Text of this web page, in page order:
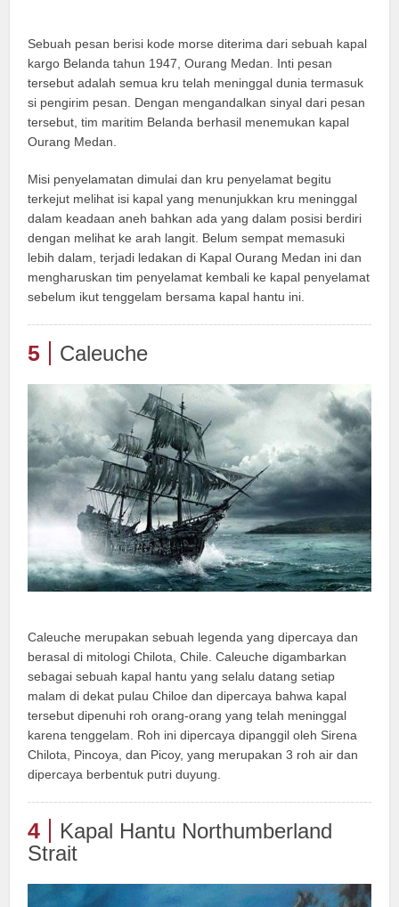
Sebuah pesan berisi kode morse diterima dari sebuah kapal
kargo Belanda tahun 1947, Ourang Medan. Inti pesan
tersebut adalah semua kru telah meninggal dunia termasuk
si pengirim pesan. Dengan mengandalkan sinyal dari pesan
tersebut, tim maritim Belanda berhasil menemukan kapal
Ourang Medan.
Misi penyelamatan dimulai dan kru penyelamat begitu
terkejut melihat isi kapal yang menunjukkan kru meninggal
dalam keadaan aneh bahkan ada yang dalam posisi berdiri
dengan melihat ke arah langit. Belum sempat memasuki
lebih dalam, terjadi ledakan di Kapal Ourang Medan ini dan
mengharuskan tim penyelamat kembali ke kapal penyelamat
sebelum ikut tenggelam bersama kapal hantu ini.
5 Caleuche
Caleuche merupakan sebuah legenda yang dipercaya dan
berasal di mitologi Chilota, Chile. Caleuche digambarkan
sebagai sebuah kapal hantu yang selalu datang setiap
malam di dekat pulau Chiloe dan dipercaya bahwa kapal
tersebut dipenuhi roh orang-orang yang telah meninggal
karena tenggelam. Roh ini dipercaya dipanggil oleh Sirena
Chilota, Pincoya, dan Picoy, yang merupakan 3 roh air dan
dipercaya berbentuk putri duyung.
4
Kapal Hantu Northumberland
Strait